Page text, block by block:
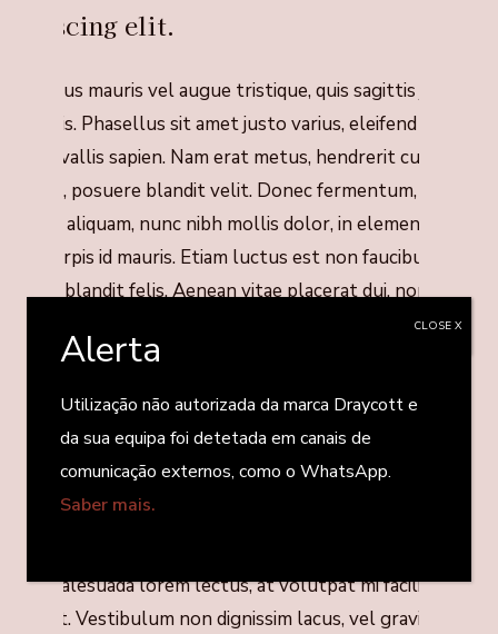
elit.
varius mauris vel augue tristique, quis sagittis justo
Phasellus sit amet justo varius, eleifend ipsum
convallis sapien. Nam erat metus, hendrerit cursus
non, posuere blandit velit. Donec fermentum, leo nec
aliquam, nunc nibh mollis dolor, in elementum
turpis id mauris. Etiam luctus est non faucibus iaculis.
non blandit felis. Aenean vitae placerat dui, non
massa. Vestibulum diam nisi, sollicitudin ut
ac, commodo ut quam. Pellentesque dui massa,
malesuada lorem lectus, at volutpat mi facilisis
Vestibulum non dignissim lacus, vel gravida
Alerta
Utilização não autorizada da marca Draycott e
da sua equipa foi detetada em canais de
comunicação externos, como o WhatsApp.
Saber mais.
CLOSE X